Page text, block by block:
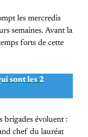
les mercredis
semaines. Avant la
forts de cette
sont les 2
brigades évoluent :
chef du lauréat